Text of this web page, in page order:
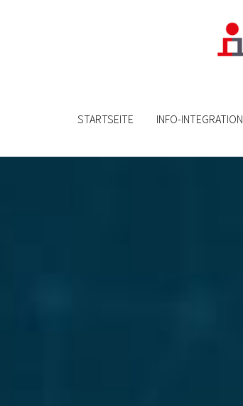
STARTSEITE INFO-INTEGRATION
STARTSEITE INFO-INTEGRATION